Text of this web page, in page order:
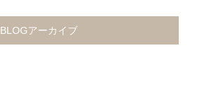
BLOGアーカイブ